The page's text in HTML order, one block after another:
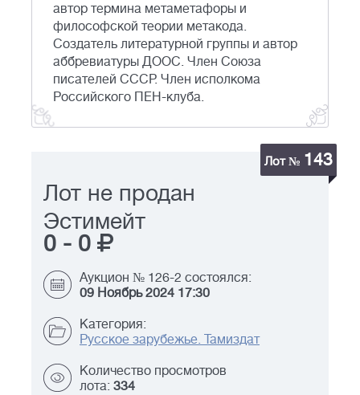
автор термина метаметафоры и
философской теории метакода.
Создатель литературной группы и автор
аббревиатуры ДООС. Член Союза
писателей СССР. Член исполкома
Российского ПЕН-клуба.
Лот № 143
Лот не продан
Эстимейт
0 - 0
Аукцион № 126-2 состоялся:
09 Ноябрь 2024 17:30
Категория:
Русское зарубежье. Тамиздат
Количество просмотров
лота: 334